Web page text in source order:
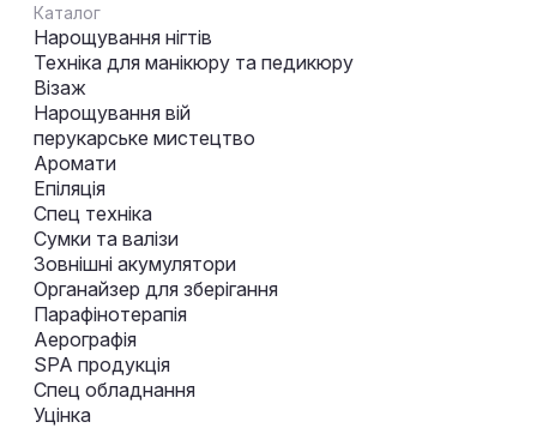
Каталог
Нарощування нігтів
Техніка для манікюру та педикюру
Візаж
Нарощування вій
перукарське мистецтво
Аромати
Епіляція
Спец техніка
Сумки та валізи
Зовнішні акумулятори
Органайзер для зберігання
Парафінотерапія
Аерографія
SPA продукція
Спец обладнання
Уцінка